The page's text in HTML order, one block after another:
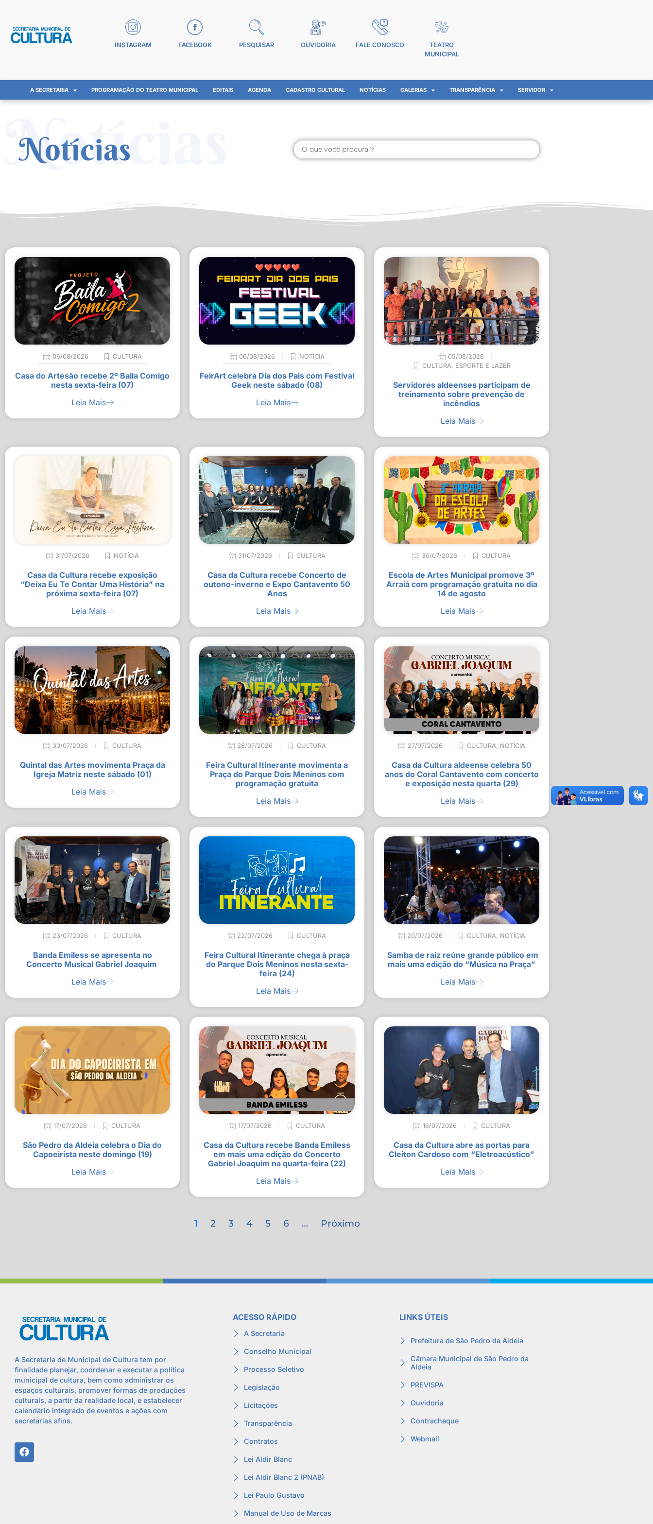
INSTAGRAM FACEBOOK PESQUISAR OUVIDORIA FALE CONOSCO
TEATRO
MUNICIPAL
A SECRETARIA PROGRAMAÇÃO DO TEATRO MUNICIPAL EDITAIS AGENDA CADASTRO CULTURAL NOTÍCIAS GALERIAS TRANSPARÊNCIA SERVIDOR
Notícias
Notícias
06/08/2026 CULTURA
Casa do Artesão recebe 2º Baila Comigo
nesta sexta-feira (07)
Leia Mais
06/08/2026 NOTÍCIA
FeirArt celebra Dia dos Pais com Festival
Geek neste sábado (08)
Leia Mais
05/08/2026
CULTURA, ESPORTE E LAZER
Servidores aldeenses participam de
treinamento sobre prevenção de
incêndios
Leia Mais
31/07/2026 NOTÍCIA
Casa da Cultura recebe exposição
“Deixa Eu Te Contar Uma História” na
próxima sexta-feira (07)
Leia Mais
31/07/2026 CULTURA
Casa da Cultura recebe Concerto de
outono-inverno e Expo Cantavento 50
Anos
Leia Mais
30/07/2026 CULTURA
Escola de Artes Municipal promove 3º
Arraiá com programação gratuita no dia
14 de agosto
Leia Mais
30/07/2026 CULTURA
Quintal das Artes movimenta Praça da
Igreja Matriz neste sábado (01)
Leia Mais
28/07/2026 CULTURA
Feira Cultural Itinerante movimenta a
Praça do Parque Dois Meninos com
programação gratuita
Leia Mais
27/07/2026 CULTURA, NOTÍCIA
Casa da Cultura aldeense celebra 50
anos do Coral Cantavento com concerto
e exposição nesta quarta (29)
Leia Mais
23/07/2026 CULTURA
Banda Emiless se apresenta no
Concerto Musical Gabriel Joaquim
Leia Mais
22/07/2026 CULTURA
Feira Cultural Itinerante chega à praça
do Parque Dois Meninos nesta sexta-
feira (24)
Leia Mais
20/07/2026 CULTURA, NOTÍCIA
Samba de raiz reúne grande público em
mais uma edição do “Música na Praça”
Leia Mais
17/07/2026 CULTURA
São Pedro da Aldeia celebra o Dia do
Capoeirista neste domingo (19)
Leia Mais
17/07/2026 CULTURA
Casa da Cultura recebe Banda Emiless
em mais uma edição do Concerto
Gabriel Joaquim na quarta-feira (22)
Leia Mais
16/07/2026 CULTURA
Casa da Cultura abre as portas para
Cleiton Cardoso com “Eletroacústico”
Leia Mais
1 2 3 4 5 6 … Próximo
A Secretaria de Municipal de Cultura tem por
finalidade planejar, coordenar e executar a política
municipal de cultura, bem como administrar os
espaços culturais, promover formas de produções
culturais, a partir da realidade local, e estabelecer
calendário integrado de eventos e ações com
secretarias afins.
ACESSO RÁPIDO
A Secretaria
Conselho Municipal
Processo Seletivo
Legislação
Licitações
Transparência
Contratos
Lei Aldir Blanc
Lei Aldir Blanc 2 (PNAB)
Lei Paulo Gustavo
Manual de Uso de Marcas
LINKS ÚTEIS
Prefeitura de São Pedro da Aldeia
Câmara Municipal de São Pedro da
Aldeia
PREVISPA
Ouvidoria
Contracheque
Webmail